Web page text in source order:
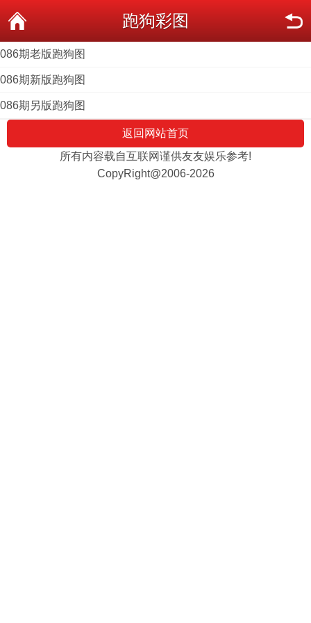
跑狗彩图
086期老版跑狗图
086期新版跑狗图
086期另版跑狗图
返回网站首页
所有内容载自互联网谨供友友娱乐参考!
CopyRight@2006-2026